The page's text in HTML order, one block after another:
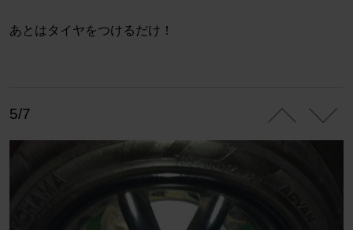
あとはタイヤをつけるだけ！
5/7